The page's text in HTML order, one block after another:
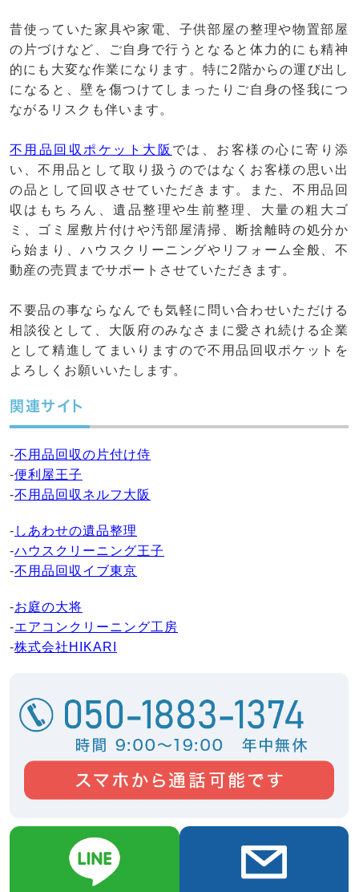
昔使っていた家具や家電、子供部屋の整理や物置部屋
の片づけなど、ご自身で行うとなると体力的にも精神
的にも大変な作業になります。特に2階からの運び出し
になると、壁を傷つけてしまったりご自身の怪我につ
ながるリスクも伴います。
不用品回収ポケット大阪 では、お客様の心に寄り添
い、不用品として取り扱うのではなくお客様の思い出
の品として回収させていただきます。また、不用品回
収はもちろん、遺品整理や生前整理、大量の粗大ゴ
ミ、ゴミ屋敷片付けや汚部屋清掃、断捨離時の処分か
ら始まり、ハウスクリーニングやリフォーム全般、不
動産の売買までサポートさせていただきます。
不要品の事ならなんでも気軽に問い合わせいただける
相談役として、大阪府のみなさまに愛され続ける企業
として精進してまいりますので不用品回収ポケットを
よろしくお願いいたします。
関連サイト
-不用品回収の片付け侍
-便利屋王子
-不用品回収ネルフ大阪
- しあわせの遺品整理
-ハウスクリーニング王子
-不用品回収イブ東京
-お庭の大将
-エアコンクリーニング工房
-株式会社HIKARI